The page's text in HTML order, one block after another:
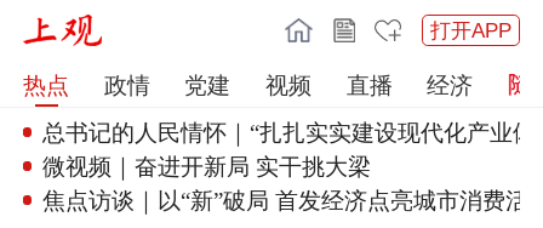
打开APP
热点 政情 党建 视频 直播
经济
总书记的人民情怀｜“扎扎实实建设现代化产业体
微视频｜奋进开新局 实干挑大梁
焦点访谈｜以“新”破局 首发经济点亮城市消费活力